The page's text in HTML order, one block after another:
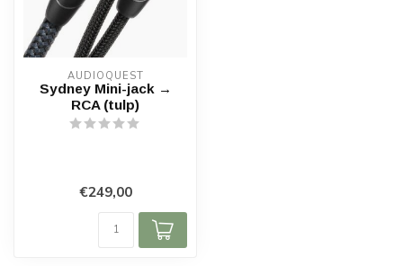
AUDIOQUEST
Sydney Mini-jack →
RCA (tulp)
€249,00